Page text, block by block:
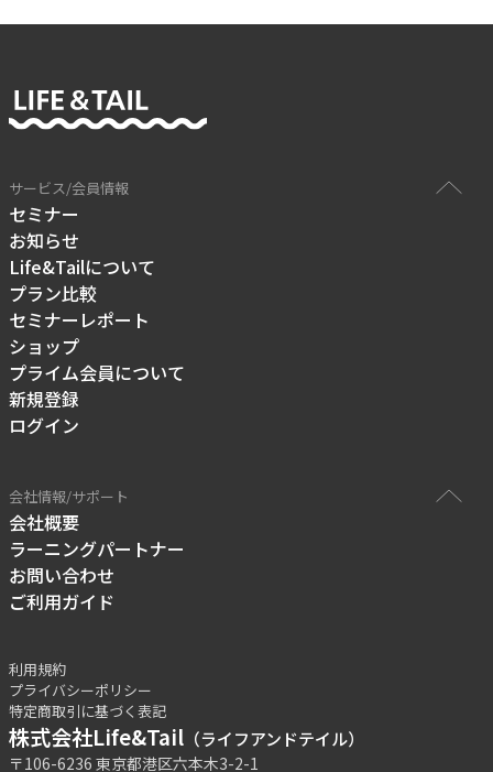
サービス/会員情報
セミナー
お知らせ
Life&Tailについて
プラン比較
セミナーレポート
ショップ
プライム会員について
新規登録
ログイン
会社情報/サポート
会社概要
ラーニングパートナー
お問い合わせ
ご利用ガイド
利用規約
プライバシーポリシー
特定商取引に基づく表記
株式会社Life&Tail （ライフアンドテイル）
〒106-6236 東京都港区六本木3-2-1